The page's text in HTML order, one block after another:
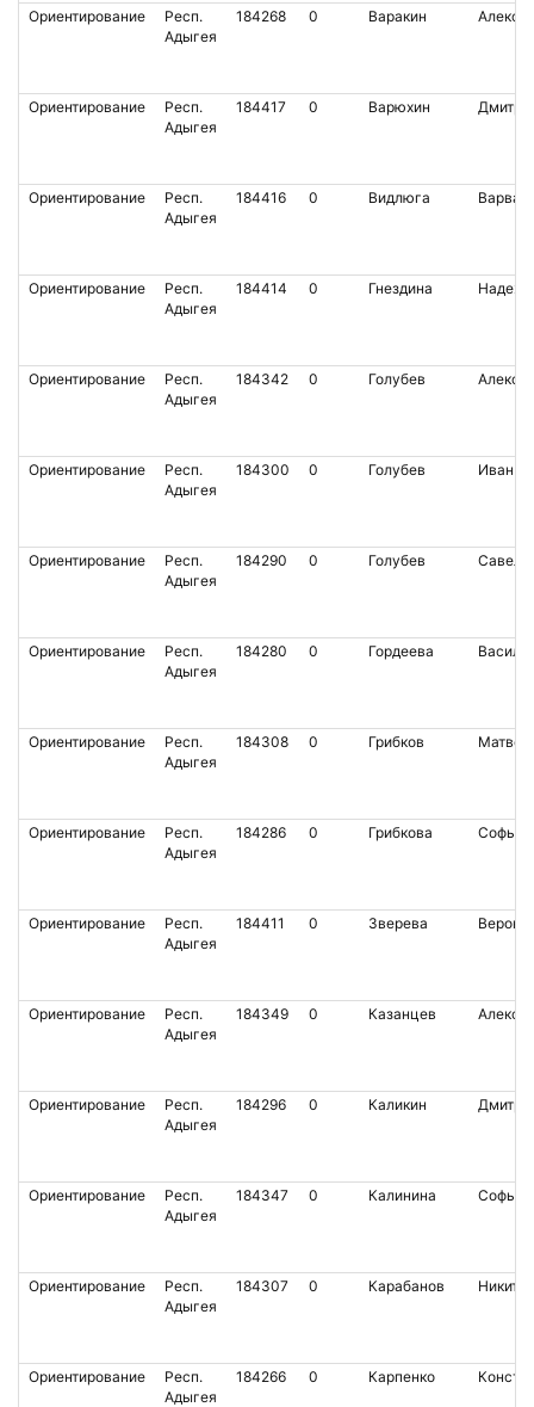
Ориентирование
Респ.
Адыгея
184268 0 Варакин
Ориентирование
Респ.
Адыгея
184417 0 Варюхин
Ориентирование
Респ.
Адыгея
184416 0 Видлюга
Ориентирование
Респ.
Адыгея
184414 0 Гнездина
Ориентирование
Респ.
Адыгея
184342 0 Голубев
Ориентирование
Респ.
Адыгея
184300 0 Голубев Иван
Ориентирование
Респ.
Адыгея
184290 0 Голубев
Ориентирование
Респ.
Адыгея
184280 0 Гордеева
Ориентирование
Респ.
Адыгея
184308 0 Грибков Матвей
Ориентирование
Респ.
Адыгея
184286 0 Грибкова Софья
Ориентирование
Респ.
Адыгея
184411 0 Зверева
Ориентирование
Респ.
Адыгея
184349 0 Казанцев
Ориентирование
Респ.
Адыгея
184296 0 Каликин
Ориентирование
Респ.
Адыгея
184347 0 Калинина Софья
Ориентирование
Респ.
Адыгея
184307 0 Карабанов Никита
Ориентирование
Респ.
Адыгея
184266 0 Карпенко